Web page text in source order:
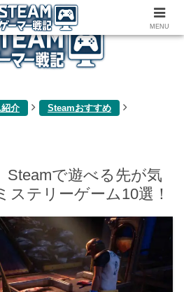
ム関連雑記ブログ
介 Steamおすすめ
Steamで遊べる先が気
ステリーゲーム10選！
MENU